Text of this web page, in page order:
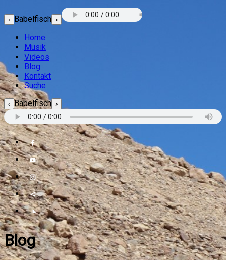
‹ Babelfisch ›
Home
Musik
Videos
Blog
Kontakt
Suche
‹ Babelfisch ›
Blog